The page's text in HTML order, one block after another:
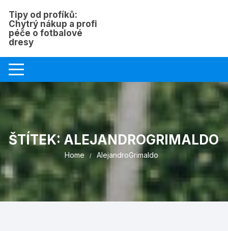
content
Tipy od profíků:
Chytrý nákup a profi
péče o fotbalové
dresy
ŠTÍTEK:ALEJANDROGRIMALDO
Home AlejandroGrimaldo